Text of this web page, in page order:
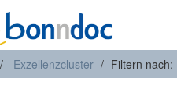
Exzellenzcluster Filtern nach: